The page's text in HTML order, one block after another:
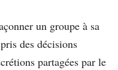
un groupe à sa
des décisions
partagées par le